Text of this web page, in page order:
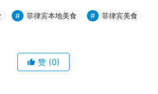
菲律宾本地美食
菲律宾美食
赞 (0)